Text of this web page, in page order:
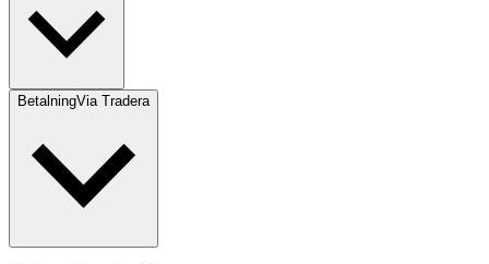
BetalningVia Tradera